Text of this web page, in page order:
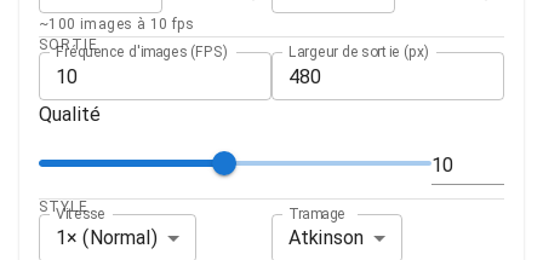
~100 images à 10 fps
SORTIE
Fréquence d'images (FPS) Largeur de sortie (px)
Qualité
STYLE
Vitesse
1× (Normal)
Tramage
Atkinson